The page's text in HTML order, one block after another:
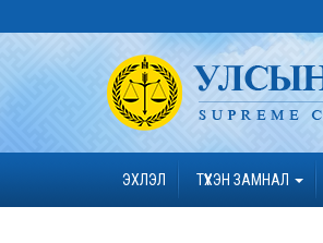
ЭХЛЭЛ ТҮҮХЭН ЗАМНАЛ